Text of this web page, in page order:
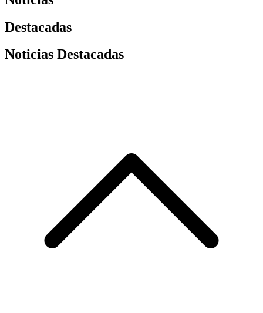
Destacadas
Noticias Destacadas